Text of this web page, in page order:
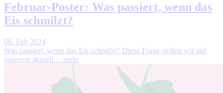
Februar-Poster: Was passiert, wenn das
Eis schmilzt?
06. Feb 2024
Was passiert, wenn das Eis schmilzt? Diese Frage stellen wir auf
unserem aktuell ... mehr